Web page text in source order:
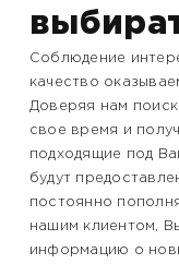
Соблюдение
качество
Доверяя нам
свое время и
подходящие под
будут
постоянно
нашим клиентом,
информацию о